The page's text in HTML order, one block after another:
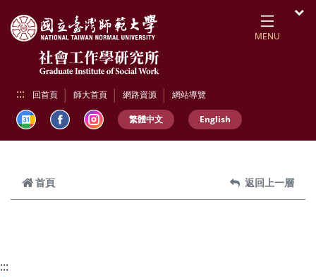
MENU
::: 回首頁 師大首頁 網路資源 網站導覽
繁體中文 English
首頁 返回上一層
:::